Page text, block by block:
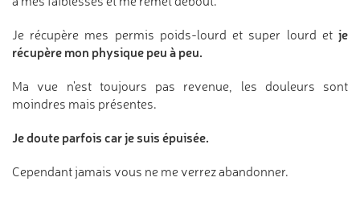
Je récupère mes permis poids-lourd et super lourd et je
récupère mon physique peu à peu.
Ma vue n'est toujours pas revenue, les douleurs sont
moindres mais présentes.
Je doute parfois car je suis épuisée.
Cependant jamais vous ne me verrez abandonner.